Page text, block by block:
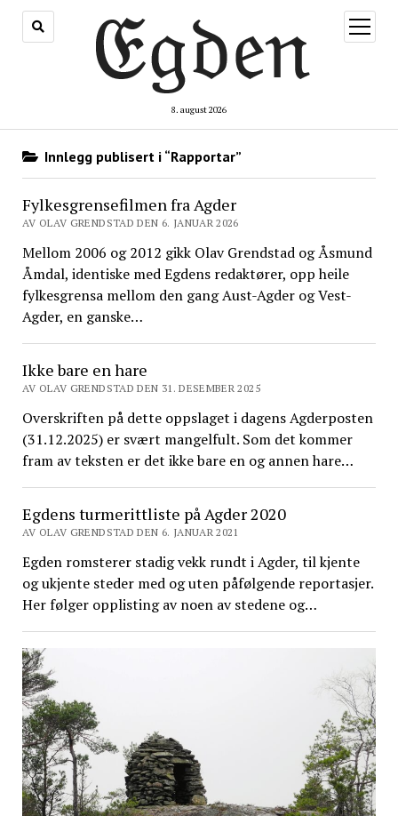
8. august 2026
åpne
meny
Innlegg publisert i “Rapportar”
Fylkesgrensefilmen fra Agder
AV OLAV GRENDSTAD DEN 6. JANUAR 2026
Mellom 2006 og 2012 gikk Olav Grendstad og Åsmund
Åmdal, identiske med Egdens redaktører, opp heile
fylkesgrensa mellom den gang Aust-Agder og Vest-
Agder, en ganske…
Ikke bare en hare
AV OLAV GRENDSTAD DEN 31. DESEMBER 2025
Overskriften på dette oppslaget i dagens Agderposten
(31.12.2025) er svært mangelfult. Som det kommer
fram av teksten er det ikke bare en og annen hare…
Egdens turmerittliste på Agder 2020
AV OLAV GRENDSTAD DEN 6. JANUAR 2021
Egden romsterer stadig vekk rundt i Agder, til kjente
og ukjente steder med og uten påfølgende reportasjer.
Her følger opplisting av noen av stedene og…